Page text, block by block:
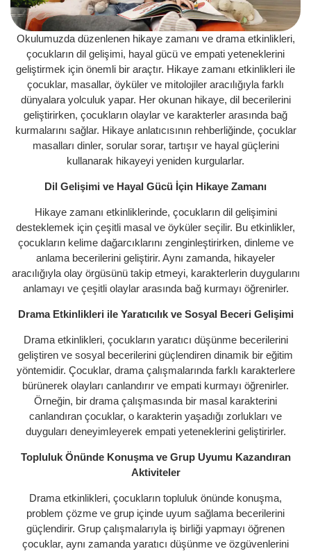
Okulumuzda düzenlenen hikaye zamanı ve drama etkinlikleri,
çocukların dil gelişimi, hayal gücü ve empati yeteneklerini
geliştirmek için önemli bir araçtır. Hikaye zamanı etkinlikleri ile
çocuklar, masallar, öyküler ve mitolojiler aracılığıyla farklı
dünyalara yolculuk yapar. Her okunan hikaye, dil becerilerini
geliştirirken, çocukların olaylar ve karakterler arasında bağ
kurmalarını sağlar. Hikaye anlatıcısının rehberliğinde, çocuklar
masalları dinler, sorular sorar, tartışır ve hayal güçlerini
kullanarak hikayeyi yeniden kurgularlar.
Dil Gelişimi ve Hayal Gücü İçin Hikaye Zamanı
Hikaye zamanı etkinliklerinde, çocukların dil gelişimini
desteklemek için çeşitli masal ve öyküler seçilir. Bu etkinlikler,
çocukların kelime dağarcıklarını zenginleştirirken, dinleme ve
anlama becerilerini geliştirir. Aynı zamanda, hikayeler
aracılığıyla olay örgüsünü takip etmeyi, karakterlerin duygularını
anlamayı ve çeşitli olaylar arasında bağ kurmayı öğrenirler.
Drama Etkinlikleri ile Yaratıcılık ve Sosyal Beceri Gelişimi
Drama etkinlikleri, çocukların yaratıcı düşünme becerilerini
geliştiren ve sosyal becerilerini güçlendiren dinamik bir eğitim
yöntemidir. Çocuklar, drama çalışmalarında farklı karakterlere
bürünerek olayları canlandırır ve empati kurmayı öğrenirler.
Örneğin, bir drama çalışmasında bir masal karakterini
canlandıran çocuklar, o karakterin yaşadığı zorlukları ve
duyguları deneyimleyerek empati yeteneklerini geliştirirler.
Topluluk Önünde Konuşma ve Grup Uyumu Kazandıran
Aktiviteler
Drama etkinlikleri, çocukların topluluk önünde konuşma,
problem çözme ve grup içinde uyum sağlama becerilerini
güçlendirir. Grup çalışmalarıyla iş birliği yapmayı öğrenen
çocuklar, aynı zamanda yaratıcı düşünme ve özgüvenlerini